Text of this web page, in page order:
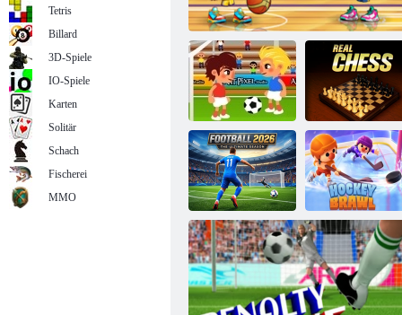
Toon Cup 2016
Basketballstars
Football
Madness
Echtes Schach
Fußball 2026 Hockeyschlägerei
Tetris
Billard
3D-Spiele
IO-Spiele
Karten
Solitär
Schach
Fischerei
MMO